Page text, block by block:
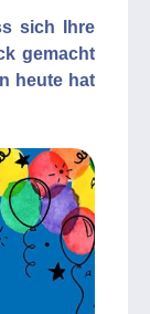
sich Ihre
gemacht
heute hat